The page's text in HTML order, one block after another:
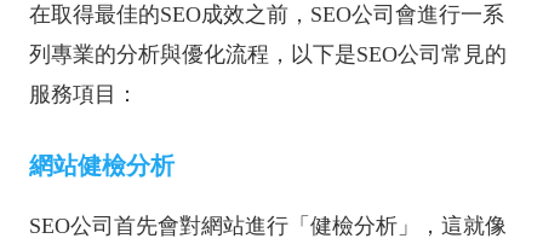
在取得最佳的SEO成效之前，SEO公司會進行一系
列專業的分析與優化流程，以下是SEO公司常見的
服務項目：
網站健檢分析
SEO公司首先會對網站進行「健檢分析」，這就像